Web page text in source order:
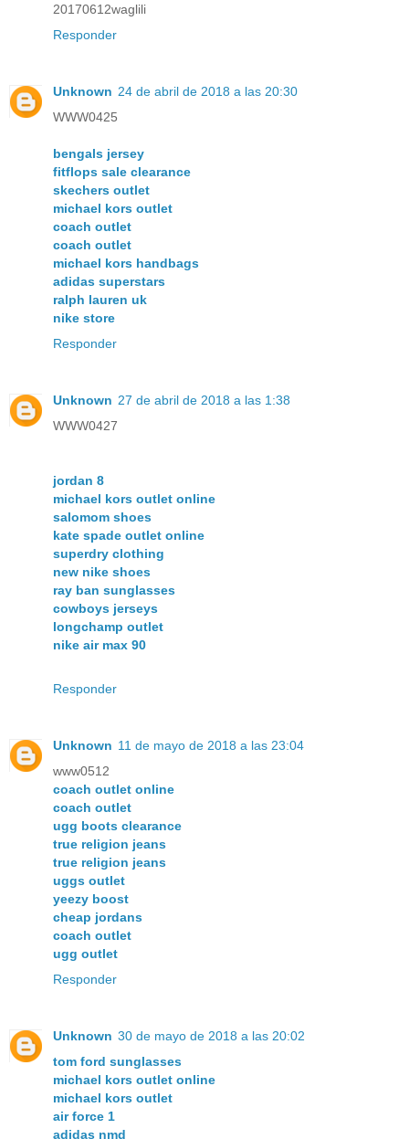
20170612waglili
Responder
Unknown 24 de abril de 2018 a las 20:30
WWW0425
bengals jersey
fitflops sale clearance
skechers outlet
michael kors outlet
coach outlet
coach outlet
michael kors handbags
adidas superstars
ralph lauren uk
nike store
Responder
Unknown 27 de abril de 2018 a las 1:38
WWW0427
jordan 8
michael kors outlet online
salomom shoes
kate spade outlet online
superdry clothing
new nike shoes
ray ban sunglasses
cowboys jerseys
longchamp outlet
nike air max 90
Responder
Unknown 11 de mayo de 2018 a las 23:04
www0512
coach outlet online
coach outlet
ugg boots clearance
true religion jeans
true religion jeans
uggs outlet
yeezy boost
cheap jordans
coach outlet
ugg outlet
Responder
Unknown 30 de mayo de 2018 a las 20:02
tom ford sunglasses
michael kors outlet online
michael kors outlet
air force 1
adidas nmd